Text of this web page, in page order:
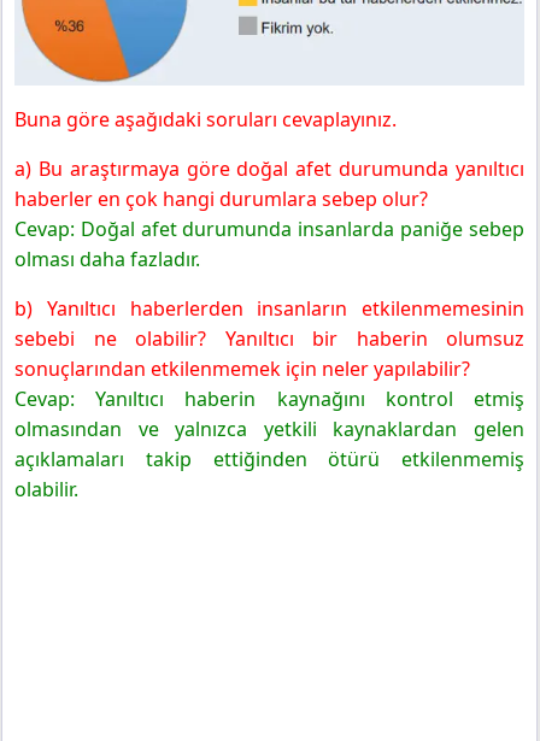
6. Sınıf Matematik Ders Kitabı Sayfa 113 Cevapları MEB
Yayınları
Buna göre aşağıdaki soruları cevaplayınız.
a) Bu araştırmaya göre doğal afet durumunda yanıltıcı
haberler en çok hangi durumlara sebep olur?
Cevap: Doğal afet durumunda insanlarda paniğe sebep
olması daha fazladır.
b) Yanıltıcı haberlerden insanların etkilenmemesinin
sebebi ne olabilir? Yanıltıcı bir haberin olumsuz
sonuçlarından etkilenmemek için neler yapılabilir?
Cevap: Yanıltıcı haberin kaynağını kontrol etmiş
olmasından ve yalnızca yetkili kaynaklardan gelen
açıklamaları takip ettiğinden ötürü etkilenmemiş
olabilir.